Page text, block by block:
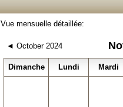
Vue mensuelle détaillée:
◄ October 2024
Dimanche Lundi Mardi